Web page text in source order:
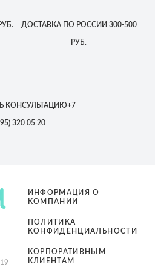
ДОСТАВКАПО РОССИИ 300-500
РУБ.
КОНСУЛЬТАЦИЮ+7
320 05 20
ИНФОРМАЦИЯ О
КОМПАНИИ
ПОЛИТИКА
КОНФИДЕНЦИАЛЬНОСТИ
КОРПОРАТИВНЫМ
КЛИЕНТАМ